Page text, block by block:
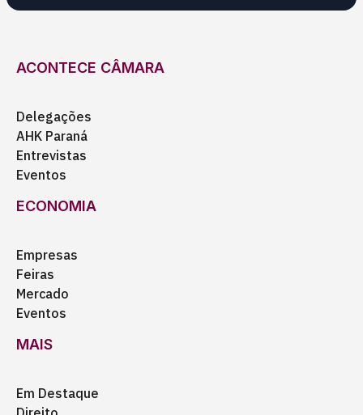
ACONTECE CÂMARA
Delegações
AHK Paraná
Entrevistas
Eventos
ECONOMIA
Empresas
Feiras
Mercado
Eventos
MAIS
Em Destaque